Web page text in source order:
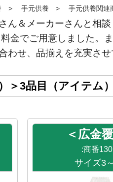
手元供養 手元供養関連
ん＆メーカーさんと相
金でご用意しました。
わせ、品揃えを充実させ
＞3品目（アイテム）
＜広金
:商番
サイズ3